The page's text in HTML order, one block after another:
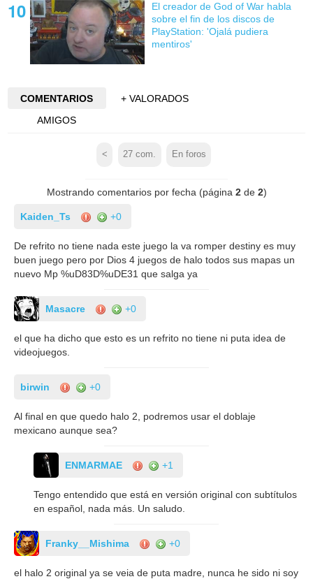
El creador de God of War habla
sobre el fin de los discos de
PlayStation: 'Ojalá pudiera
mentiros'
COMENTARIOS
+ VALORADOS
AMIGOS
< 27 com. En foros
Mostrando comentarios por fecha (página 2de 2)
Kaiden_Ts +0
De refrito no tiene nada este juego la va romper destiny es muy
buen juego pero por Dios 4 juegos de halo todos sus mapas un
nuevo Mp %uD83D%uDE31 que salga ya
Masacre +0
el que ha dicho que esto es un refrito no tiene ni puta idea de
videojuegos.
birwin +0
Al final en que quedo halo 2, podremos usar el doblaje
mexicano aunque sea?
ENMARMAE +1
Tengo entendido que está en versión original con subtítulos
en español, nada más. Un saludo.
Franky__Mishima +0
el halo 2 original ya se veia de puta madre, nunca he sido ni soy